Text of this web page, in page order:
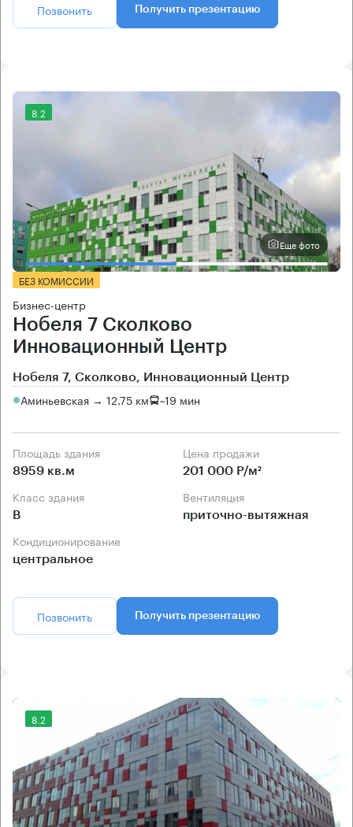
Позвонить Получить презентацию
8.2
Еще фото
БЕЗ КОМИССИИ
Бизнес-центр
Нобеля 7 Сколково
Инновационный Центр
Нобеля 7, Сколково, Инновационный Центр
Аминьевская → 12.75 км ~19 мин
Площадь здания
8959 кв.м
Цена продажи
201 000 Р/м²
Класс здания
B
Вентиляция
приточно-вытяжная
Кондиционирование
центральное
Позвонить Получить презентацию
8.2